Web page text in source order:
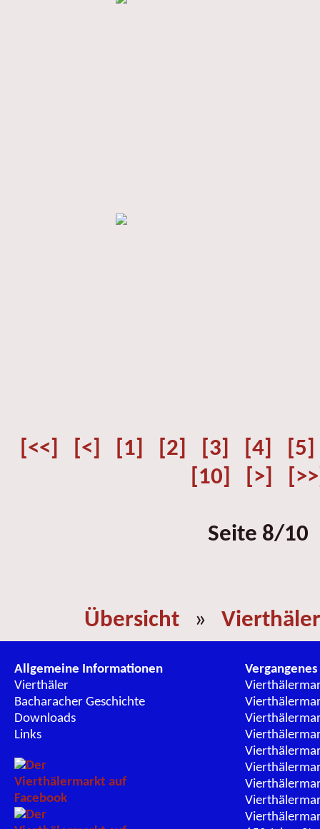
[<<] [<] [1] [2] [3] [4]
[5]
[10]
[>]
Seite 8/10
Übersicht »
Allgemeine Informationen
Vierthäler
Bacharacher Geschichte
Downloads
Links
Vergangenes